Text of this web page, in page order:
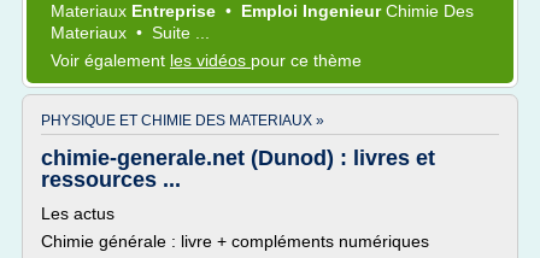
Materiaux Entreprise • Emploi IngenieurChimie Des
Materiaux • Suite ...
Voir également les vidéos pour ce thème
PHYSIQUE ET CHIMIE DES MATERIAUX »
chimie-generale.net (Dunod) : livres et
ressources ...
Les actus
Chimie générale : livre + compléments numériques